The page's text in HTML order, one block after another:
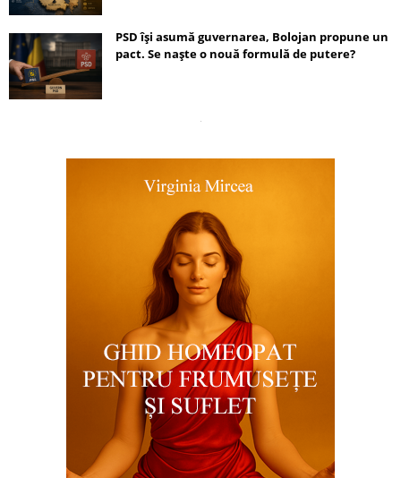
PSD își asumă guvernarea, Bolojan propune un
pact. Se naște o nouă formulă de putere?